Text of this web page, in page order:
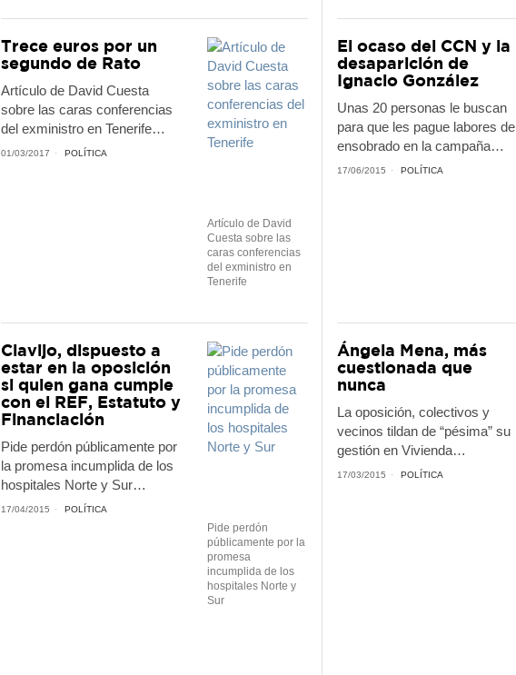
Artículo de David
Cuesta sobre las
caras conferencias
del exministro en
Tenerife
Trece euros por un
segundo de Rato
Artículo de David Cuesta
sobre las caras conferencias
del exministro en Tenerife…
01/03/2017 POLÍTICA
El ocaso del CCN y la
desaparición de
Ignacio González
Unas 20 personas le buscan
para que les pague labores de
ensobrado en la campaña…
17/06/2015 POLÍTICA
Pide perdón
públicamente por la
promesa
incumplida de los
hospitales Norte y
Sur
Clavijo, dispuesto a
estar en la oposición
si quien gana cumple
con el REF, Estatuto y
Financiación
Pide perdón públicamente por
la promesa incumplida de los
hospitales Norte y Sur…
17/04/2015 POLÍTICA
Ángela Mena, más
cuestionada que
nunca
La oposición, colectivos y
vecinos tildan de “pésima” su
gestión en Vivienda…
17/03/2015 POLÍTICA